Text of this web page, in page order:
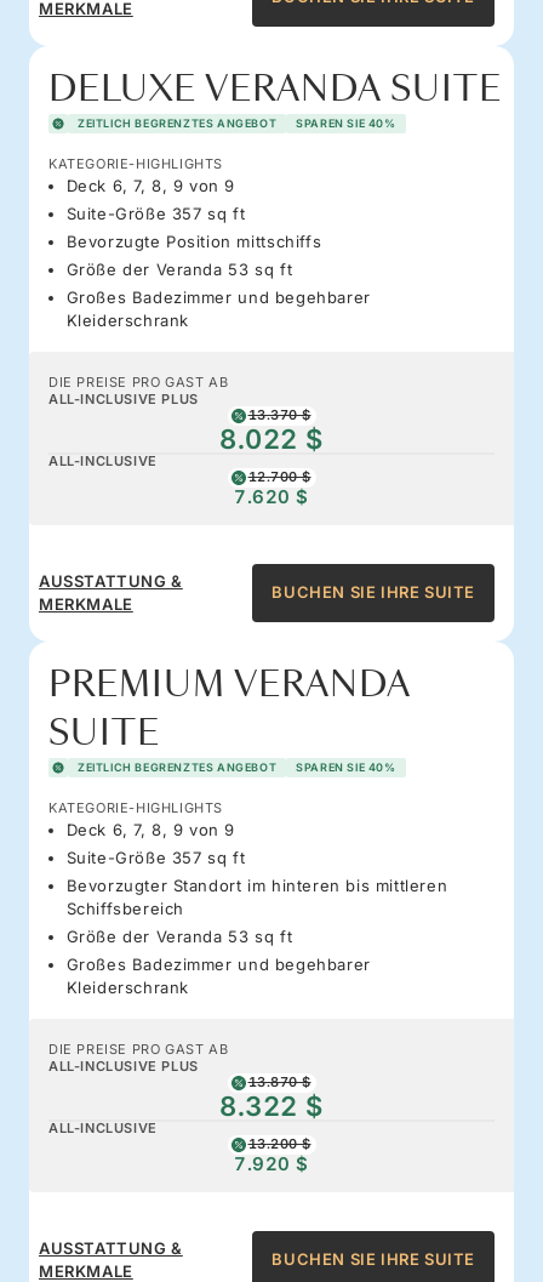
MERKMALE
DELUXE VERANDA SUITE
ZEITLICH BEGRENZTES ANGEBOT SPAREN SIE 40%
KATEGORIE-HIGHLIGHTS
Deck 6, 7, 8, 9 von 9
Suite-Größe 357 sq ft
Bevorzugte Position mittschiffs
Größe der Veranda 53 sq ft
Großes Badezimmer und begehbarer
Kleiderschrank
DIE PREISE PRO GAST AB
ALL-INCLUSIVE PLUS
13.370 $
8.022 $
ALL-INCLUSIVE
12.700 $
7.620 $
AUSSTATTUNG &
MERKMALE
BUCHEN SIE IHRE SUITE
PREMIUM VERANDA
SUITE
ZEITLICH BEGRENZTES ANGEBOT SPAREN SIE 40%
KATEGORIE-HIGHLIGHTS
Deck 6, 7, 8, 9 von 9
Suite-Größe 357 sq ft
Bevorzugter Standort im hinteren bis mittleren
Schiffsbereich
Größe der Veranda 53 sq ft
Großes Badezimmer und begehbarer
Kleiderschrank
DIE PREISE PRO GAST AB
ALL-INCLUSIVE PLUS
13.870 $
8.322 $
ALL-INCLUSIVE
13.200 $
7.920 $
AUSSTATTUNG &
MERKMALE
BUCHEN SIE IHRE SUITE